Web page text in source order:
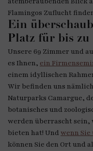
Flamingos Zuflucht
Ein
Platz für bis zu
Unsere 69 Zimmer und
es Ihnen, ein
einem idyllischen
Wir befinden uns
Naturparks Camargue,
botanisches und
werden überrascht sein,
bieten hat! Undwenn
können Sie den Ort und